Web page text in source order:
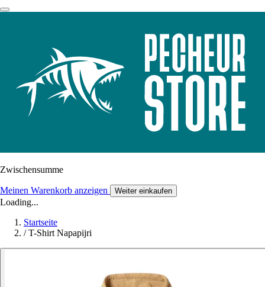
Zwischensumme
Meinen Warenkorb anzeigen Weiter einkaufen
Loading...
Startseite
/ T-Shirt Napapijri